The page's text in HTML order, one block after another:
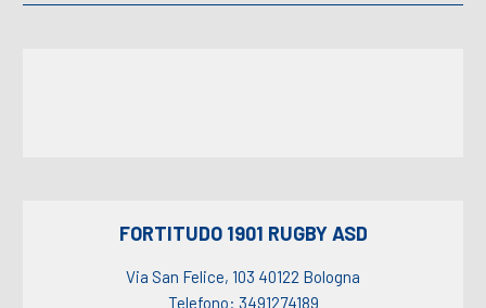
FORTITUDO 1901 RUGBY ASD
Via San Felice, 103 40122 Bologna
Telefono: 3491274189